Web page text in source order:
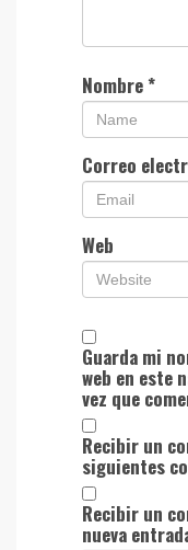
Nombre*
Correo
Web
Guarda mi
web en este
vez que
Recibir un
siguientes
Recibir un
nueva